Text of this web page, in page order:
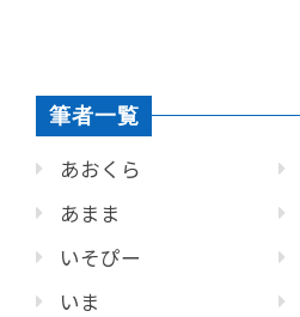
筆者一覧
あおくら
あまま
いそぴー
いま